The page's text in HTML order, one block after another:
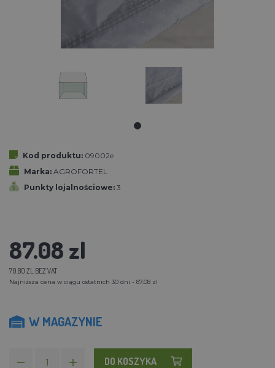
Kod produktu: 09002e
Marka: AGROFORTEL
Punkty lojalnościowe: 3
87.08 zl
70.80 ZL BEZ VAT
Najniższa cena w ciągu ostatnich 30 dni - 87.08 zl
W MAGAZYNIE
DO KOSZYKA